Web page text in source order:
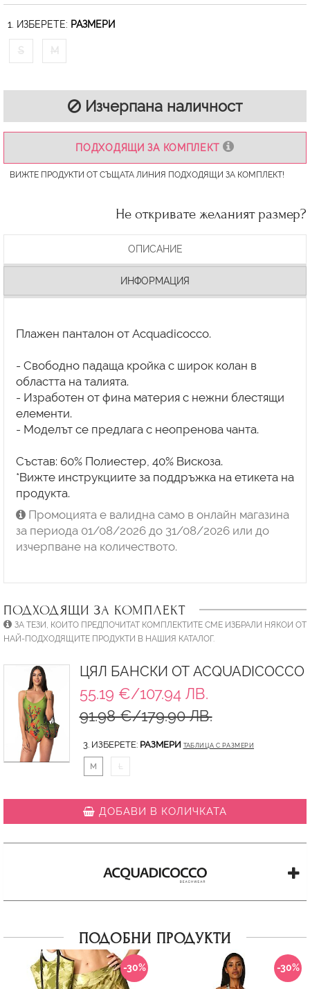
1. ИЗБЕРЕТЕ: РАЗМЕРИ
S M
Изчерпана наличност
ПОДХОДЯЩИ ЗА КОМПЛЕКТ
ВИЖТЕ ПРОДУКТИ ОТ СЪЩАТА ЛИНИЯ ПОДХОДЯЩИ ЗА КОМПЛЕКТ!
Не откривате желаният размер?
ОПИСАНИЕ
ИНФОРМАЦИЯ
Плажен панталон от Acquadicocco.
- Свободно падаща кройка с широк колан в
областта на талията.
- Изработен от фина материя с нежни блестящи
елементи.
- Моделът се предлага с неопренова чанта.
Състав: 60% Полиестер, 40% Вискоза.
*Вижте инструкциите за поддръжка на етикета на
продукта.
Промоцията е валидна само в онлайн магазина
за периода 01/08/2026 до 31/08/2026 или до
изчерпване на количеството.
ПОДХОДЯЩИ ЗА КОМПЛЕКТ
ЗА ТЕЗИ, КОИТО ПРЕДПОЧИТАТ КОМПЛЕКТИТЕ СМЕ ИЗБРАЛИ НЯКОИ ОТ
НАЙ-ПОДХОДЯЩИТЕ ПРОДУКТИ В НАШИЯ КАТАЛОГ.
ЦЯЛ БАНСКИ ОТ ACQUADICOCCO
55.19 €/107.94 ЛВ.
91.98 €/179.90 ЛВ.
3. ИЗБЕРЕТЕ: РАЗМЕРИ ТАБЛИЦА С РАЗМЕРИ
M L
ДОБАВИ В КОЛИЧКАТА
ПОДОБНИ ПРОДУКТИ
-30% -30%